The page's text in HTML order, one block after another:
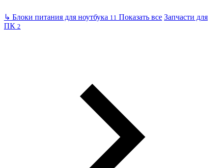
↳ Блоки питания для ноутбука 11 Показать все Запчасти для
ПК 2